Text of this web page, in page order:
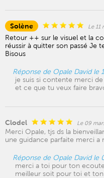
Solène Le 11
Retour ++ sur le visuel et la
réussir à quitter son passé Je
Bisous
Réponse de Opale David le
je suis si contente merci
et ce que tu veux faire
Clodel Le 09
Merci Opale, tjs ds la
une guidance parfaite merci a
Réponse de Opale David le
merci a toi pour ton
meilleur soit pour toi et ton